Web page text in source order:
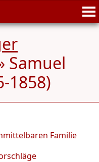
Samuel
1858)
Familie